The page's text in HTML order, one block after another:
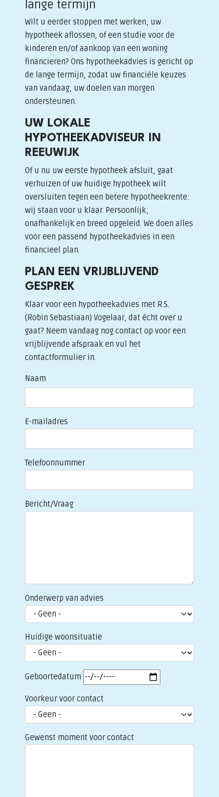
lange termijn
Wilt u eerder stoppen met werken, uw
hypotheek aflossen, of een studie voor de
kinderen en/of aankoop van een woning
financieren? Ons hypotheekadvies is gericht op
de lange termijn, zodat uw financiële keuzes
van vandaag, uw doelen van morgen
ondersteunen.
UW LOKALE
HYPOTHEEKADVISEUR IN
REEUWIJK
Of u nu uw eerste hypotheek afsluit, gaat
verhuizen of uw huidige hypotheek wilt
oversluiten tegen een betere hypotheekrente:
wij staan voor u klaar. Persoonlijk,
onafhankelijk en breed opgeleid. We doen alles
voor een passend hypotheekadvies in een
financieel plan.
PLAN EEN VRIJBLIJVEND
GESPREK
Klaar voor een hypotheekadvies met R.S.
(Robin Sebastiaan) Vogelaar, dat écht over u
gaat? Neem vandaag nog contact op voor een
vrijblijvende afspraak en vul het
contactformulier in.
Naam
E-mailadres
Telefoonnummer
Bericht/Vraag
Onderwerp van advies
Huidige woonsituatie
Geboortedatum
Voorkeur voor contact
Gewenst moment voor contact